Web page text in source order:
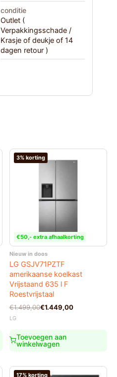
conditie
Outlet (
Verpakkingsschade /
Krasje of deukje of 14
dagen retour )
€50,- extra afhaalkorting
3% korting
Nieuw in doos
LG GSJV71PZTF
amerikaanse koelkast
Vrijstaand 635 l F
Roestvrijstaal
€1.499,00
Oorspronkelijke
prijs
€1.449,00
Huidige
prijs
LG
Toevoegen aan
winkelwagen
17% korting